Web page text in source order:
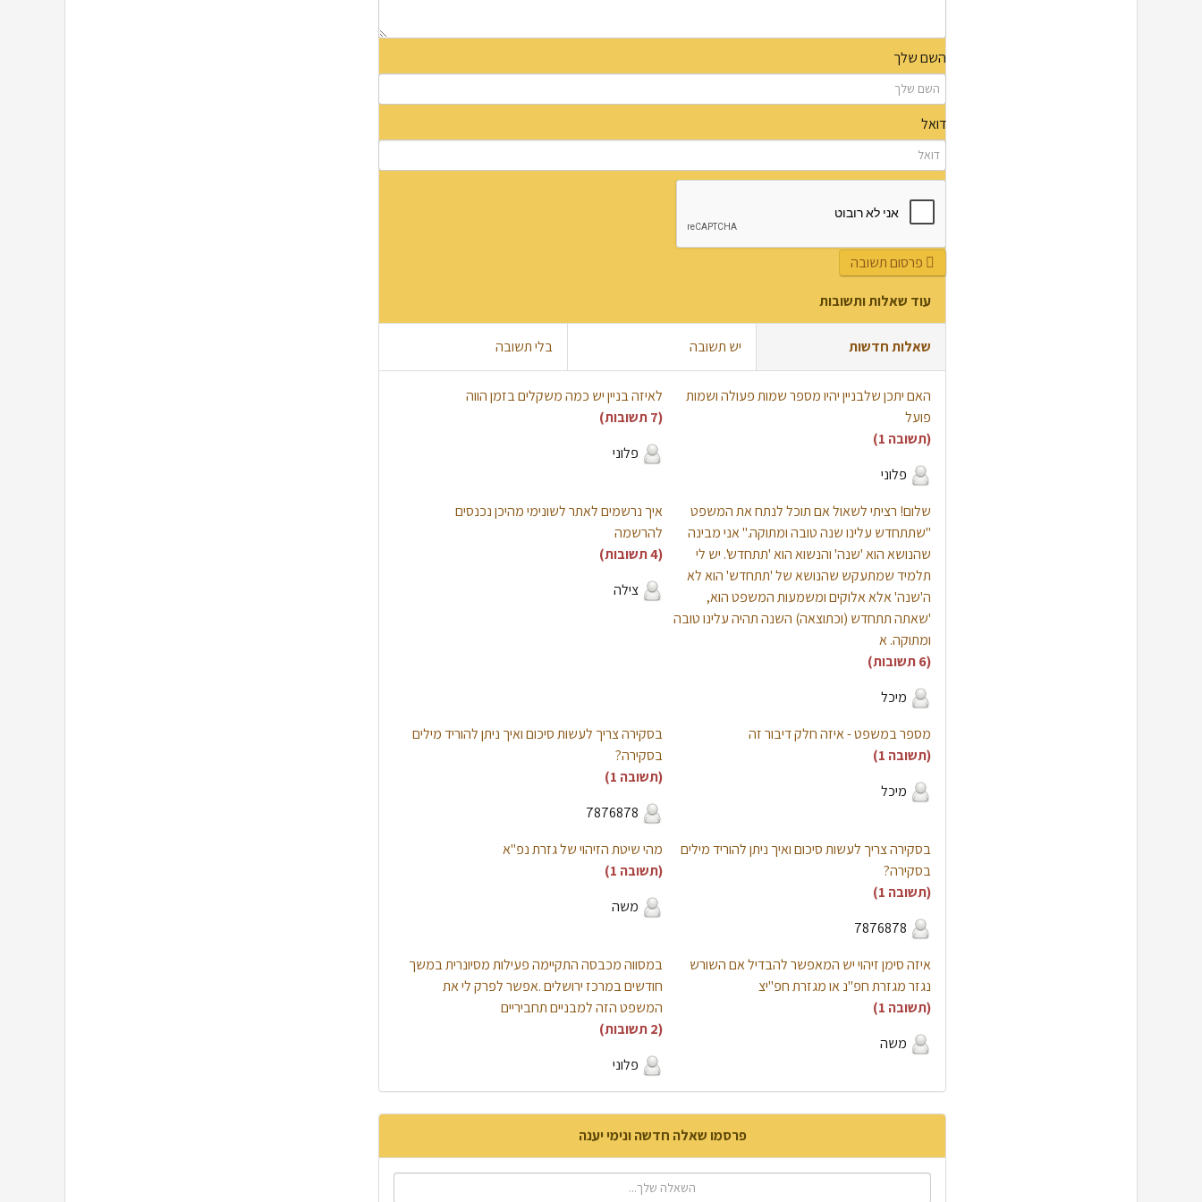
השם שלך
דואל
פרסום תשובה
עוד שאלות ותשובות
שאלות חדשות יש תשובה בלי תשובה
האם יתכן שלבניין יהיו מספר שמות פעולה ושמות
פועל
(תשובה 1)
פלוני
לאיזה בניין יש כמה משקלים בזמן הווה
(7 תשובות)
פלוני
שלום! רציתי לשאול אם תוכל לנתח את המשפט
"שתתחדש עלינו שנה טובה ומתוקה." אני מבינה
שהנושא הוא 'שנה' והנשוא הוא 'תתחדש'. יש לי
תלמיד שמתעקש שהנושא של 'תתחדש' הוא לא
ה'שנה' אלא אלוקים ומשמעות המשפט הוא,
'שאתה תתחדש (וכתוצאה) השנה תהיה עלינו טובה
ומתוקה. א
(6 תשובות)
מיכל
איך נרשמים לאתר לשונימי מהיכן נכנסים
להרשמה
(4 תשובות)
צילה
מספר במשפט - איזה חלק דיבור זה
(תשובה 1)
מיכל
בסקירה צריך לעשות סיכום ואיך ניתן להוריד מילים
בסקירה?
(תשובה 1)
7876878
בסקירה צריך לעשות סיכום ואיך ניתן להוריד מילים
בסקירה?
(תשובה 1)
7876878
מהי שיטת הזיהוי של גזרת נפ"א
(תשובה 1)
משה
איזה סימן זיהוי יש המאפשר להבדיל אם השורש
נגזר מגזרת חפ"נ או מגזרת חפ"יצ
(תשובה 1)
משה
במסווה מכבסה התקיימה פעילות מסיונרית במשך
חודשים במרכז ירושלים .אפשר לפרק לי את
המשפט הזה למבניים תחביריים
(2 תשובות)
פלוני
פרסמו שאלה חדשה ונימי יענה